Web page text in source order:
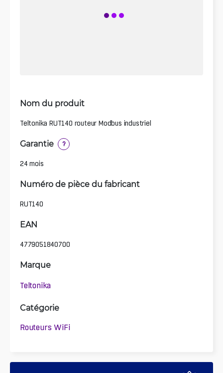
Nom du produit
Teltonika RUT140 routeur Modbus industriel
Garantie ?
24 mois
Numéro de pièce du fabricant
RUT140
EAN
4779051840700
Marque
Teltonika
Catégorie
Routeurs WiFi